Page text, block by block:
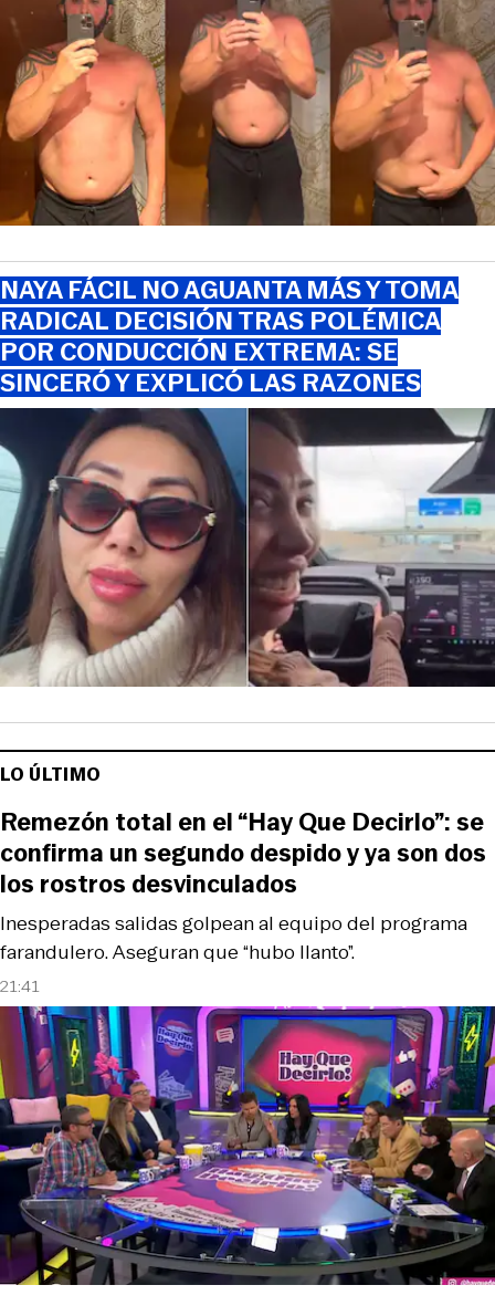
NAYA FÁCIL NO AGUANTA MÁS Y TOMA
RADICAL DECISIÓN TRAS POLÉMICA
POR CONDUCCIÓN EXTREMA: SE
SINCERÓ Y EXPLICÓ LAS RAZONES
LO ÚLTIMO
21:41
Inesperadas salidas golpean al equipo del programa
farandulero. Aseguran que “hubo llanto”.
Remezón total en el “Hay Que Decirlo”: se
confirma un segundo despido y ya son dos
los rostros desvinculados